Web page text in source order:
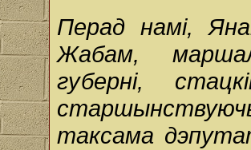
Перад намі,
Жабам,
губерні,
таксама